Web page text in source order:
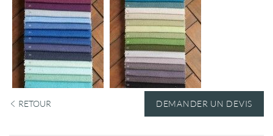
RETOUR DEMANDER UN DEVIS